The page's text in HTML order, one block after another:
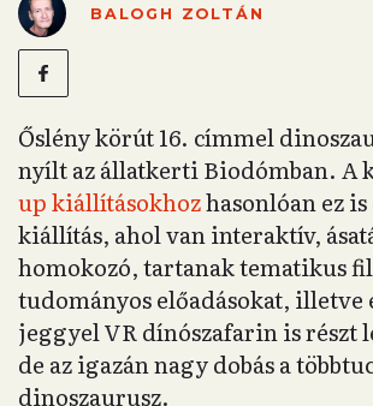
BALOGH ZOLTÁN
Őslény körút 16. címmel
nyílt az állatkerti Biodómban. A
up kiállításokhozhasonlóan ez
kiállítás, ahol van interaktív,
homokozó, tartanak tematikus
tudományos előadásokat, illetve
jeggyel VR dínószafarin is részt
de az igazán nagy dobás a
dinoszaurusz.